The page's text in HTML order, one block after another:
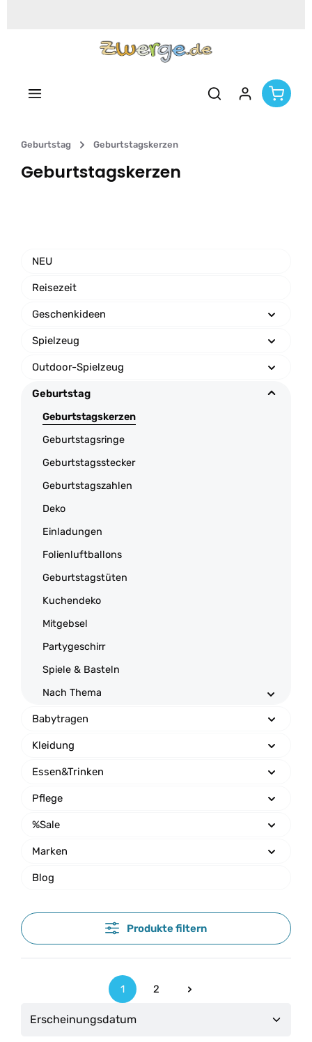
Geburtstag Geburtstagskerzen
Geburtstagskerzen
NEU
Reisezeit
Geschenkideen
Spielzeug
Outdoor-Spielzeug
Geburtstag
Geburtstagskerzen
Geburtstagsringe
Geburtstagsstecker
Geburtstagszahlen
Deko
Einladungen
Folienluftballons
Geburtstagstüten
Kuchendeko
Mitgebsel
Partygeschirr
Spiele & Basteln
Nach Thema
Babytragen
Kleidung
Essen&Trinken
Pflege
%Sale
Marken
Blog
Produkte filtern
Seite
1
Seite
2